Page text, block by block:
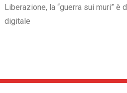
Liberazione, la “guerra sui muri” è
digitale